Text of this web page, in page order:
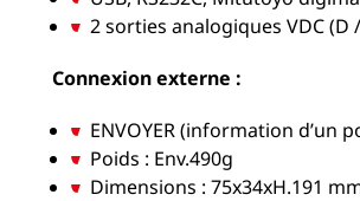
2 sorties analogiques VDC (D
Connexion externe :
ENVOYER (information d’un
Poids : Env.490g
Dimensions : 75x34xH.191